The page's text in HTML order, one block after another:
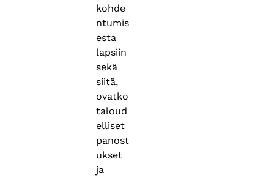
kohde
ntumis
esta
lapsiin
sekä
siitä,
ovatko
taloud
elliset
panost
ukset
ja